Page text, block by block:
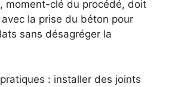
moment-clé du procédé, doit
la prise du béton pour
sans désagréger la
: installer des joints